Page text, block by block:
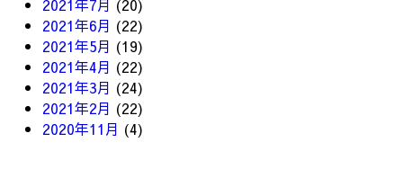
2021年7月 (20)
2021年6月 (22)
2021年5月 (19)
2021年4月 (22)
2021年3月 (24)
2021年2月 (22)
2020年11月 (4)